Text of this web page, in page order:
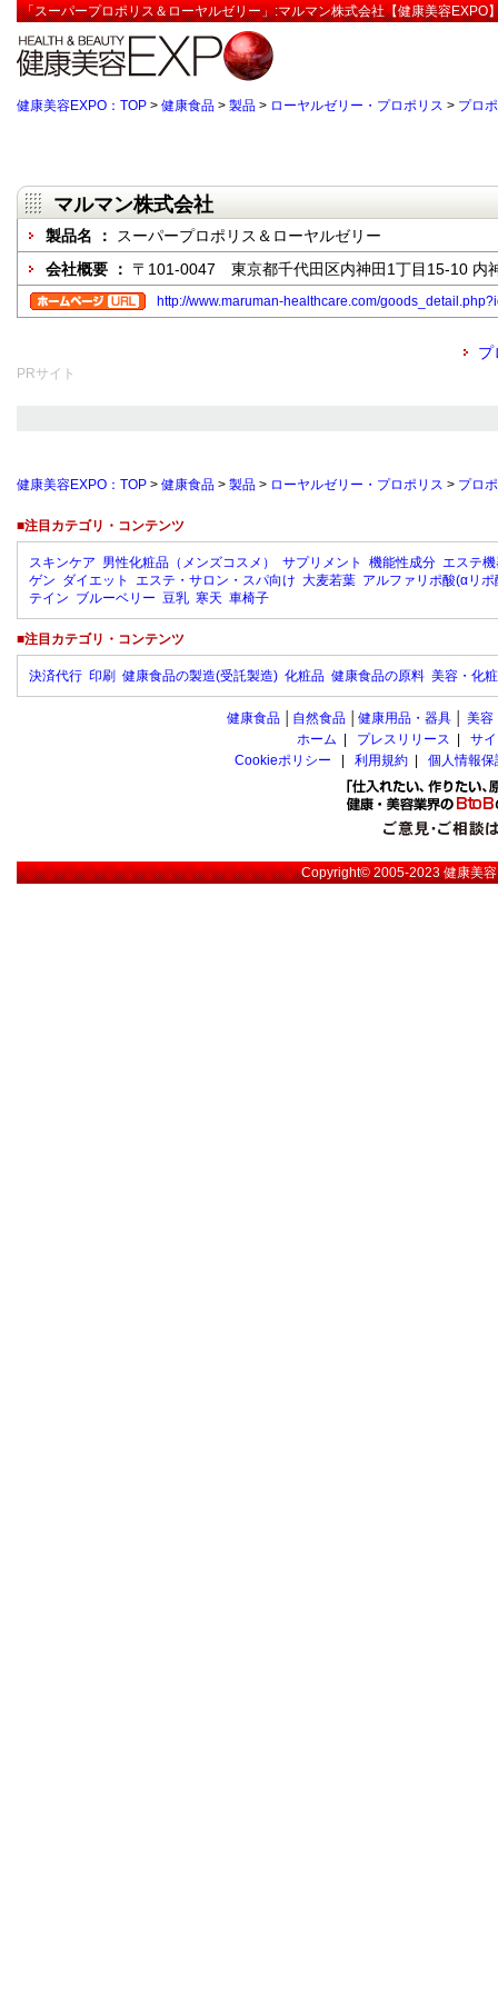
「スーパープロポリス＆ローヤルゼリー」:マルマン株式会社【健康美容EXPO
健康美容EXPO：TOP > 健康食品 > 製品 > ローヤルゼリー・プロポリス > プロ
マルマン株式会社
製品名 ：
スーパープロポリス＆ローヤルゼリー
会社概要 ： 〒101-0047 東京都千代田区内神田1丁目15-10 内
http://www.maruman-healthcare.com/
プ
PRサイト
健康美容EXPO：TOP > 健康食品 > 製品 > ローヤルゼリー・プロポリス > プロ
■注目カテゴリ・コンテンツ
スキンケア 男性化粧品（メンズコスメ） サプリメント 機能性成分 エステ
ゲン ダイエット エステ・サロン・スパ向け 大麦若葉 アルファリポ酸(αリポ
テイン ブルーベリー 豆乳 寒天 車椅子
■注目カテゴリ・コンテンツ
決済代行 印刷 健康食品の製造(受託製造) 化粧品 健康食品の原料 美容・化
健康食品 自然食品 健康用品・器具 美容
ホーム
プレスリリース
サ
Cookieポリシー
利用規約 個人情報
Copyright© 2005-2023健康美